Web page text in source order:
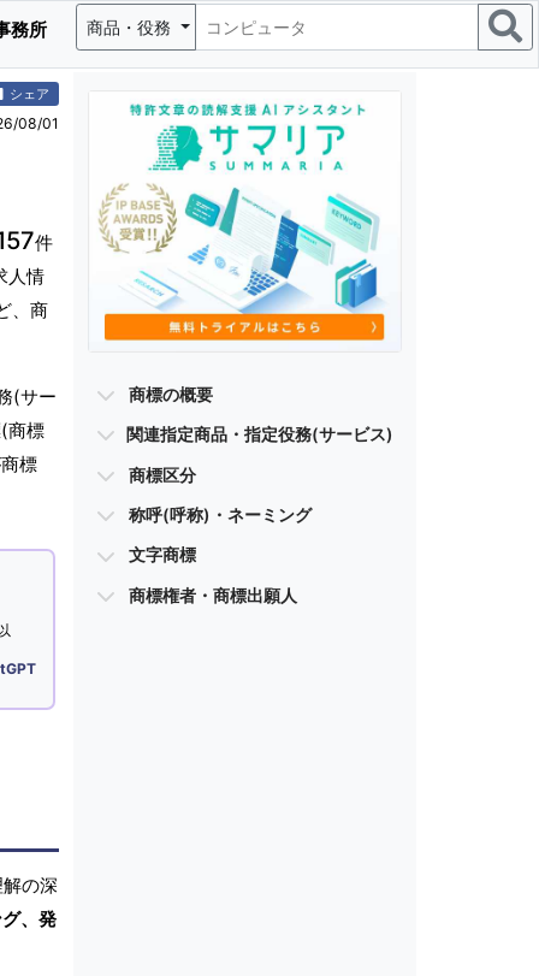
務所 商品・役務
シェア
08/01
件
人情
、商
(サー
商標
標
の深
、発
商標の概要
関連指定商品・指定役務(サービス)
商標区分
称呼(呼称)・ネーミング
文字商標
商標権者・商標出願人